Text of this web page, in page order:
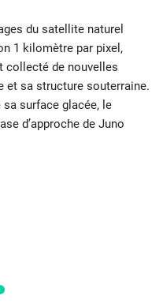
du satellite naturel
1 kilomètre par pixel,
collecté de nouvelles
et sa structure souterraine.
surface glacée, le
d’approche de Juno